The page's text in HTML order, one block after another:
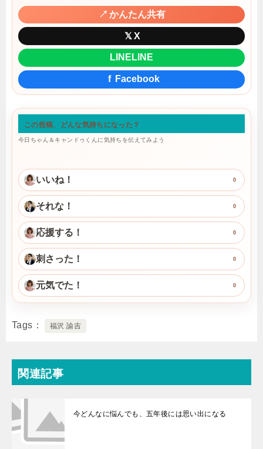
↗ かんたん共有
𝕏 X
LINE LINE
f Facebook
この投稿、どんな気持ちになった？
今日ちゃん＆キャンドゥくんに気持ちを伝えてみよう
いいね！ 0
それな！ 0
応援する！ 0
刺さった！ 0
元気でた！ 0
Tags 福沢 諭吉
関連記事
今どんなに悩んでも、五年後には思い出になる